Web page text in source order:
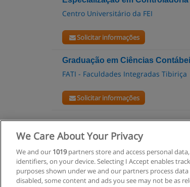
Centro Universitário da FEI
Solicitar informações
Graduação em Ciências
FATI - Faculdades Integradas Tibiriça
Solicitar informações
We Care About Your Privacy
We and our 1019partners store and access personal
identifiers, on your device. Selecting I Accept enables
purposes shown under we and our partners process
disabled, some content and ads you see may not be as